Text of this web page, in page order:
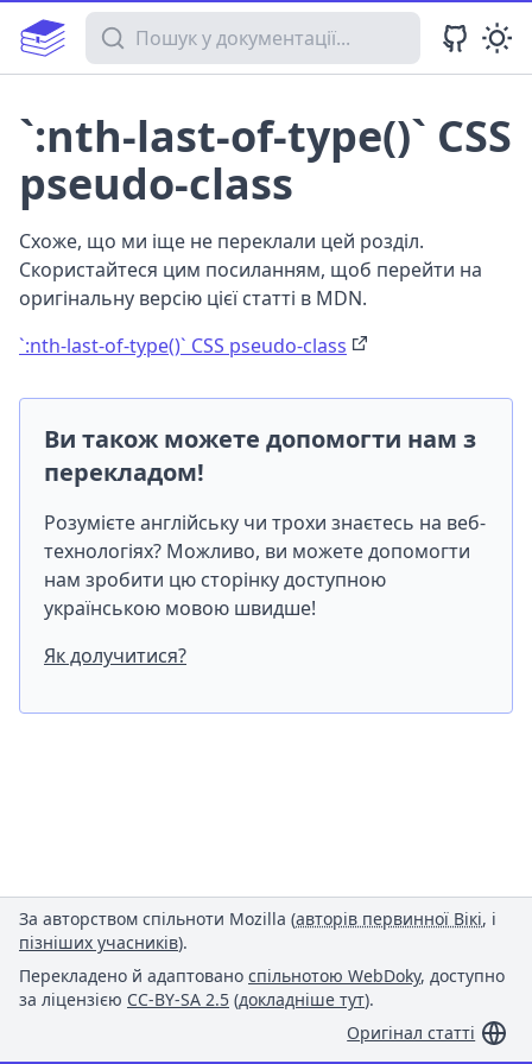
Пошук у документації
`:nth-last-of-type()` CSS
pseudo-class
Схоже, що ми іще не переклали цей розділ.
Скористайтеся цим посиланням, щоб перейти на
оригінальну версію цієї статті в MDN.
`:nth-last-of-type()` CSS pseudo-class
Ви також можете допомогти нам з
перекладом!
Розумієте англійську чи трохи знаєтесь на веб-
технологіях? Можливо, ви можете допомогти
нам зробити цю сторінку доступною
українською мовою швидше!
Як долучитися?
За авторством спільноти Mozilla (авторів первинної Вікі, і
пізніших учасників).
Перекладено й адаптовано спільнотою WebDoky, доступно
за ліцензією CC-BY-SA 2.5 (докладніше тут).
Оригінал статті